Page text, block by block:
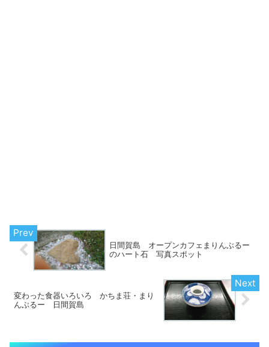
日間賀島 オープンカフェまりんぶるー
のハート石 写真スポット
変わった食器いろいろ かちま荘・まり
んぶるー 日間賀島